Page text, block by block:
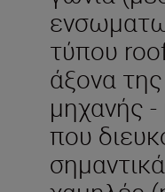
τύπου
άξονα
μηχανής -
που